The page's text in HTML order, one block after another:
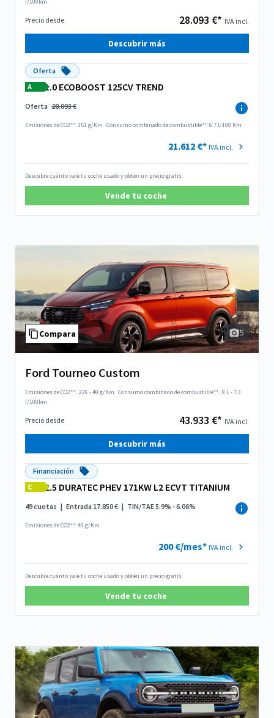
Precio desde 28.093 €* IVA incl.
Descubrir más
Oferta
A
1.0 ECOBOOST 125CV TREND
Oferta 28.093 €
Emisiones de CO2**: 151 g/Km ·Consumo combinado de combustible**: 6.7 l/100 Km
21.612 €* IVA incl.
Descubre cuánto vale tu coche usado y obtén un precio gratis.
Vende tu coche
Compara 5
Ford Tourneo Custom
Emisiones de CO2**: 226 - 40 g/Km ·Consumo combinado de combustible**: 8.1 - 7.3
l/100km
Precio desde 43.933 €* IVA incl.
Descubrir más
Financiación
C
2.5 DURATEC PHEV 171KW L2 ECVT TITANIUM
49 cuotas | Entrada 17.850 € | TIN/TAE 5.9% - 6.06%
Emisiones de CO2**: 40 g/Km
200 €/mes* IVA incl.
Descubre cuánto vale tu coche usado y obtén un precio gratis.
Vende tu coche